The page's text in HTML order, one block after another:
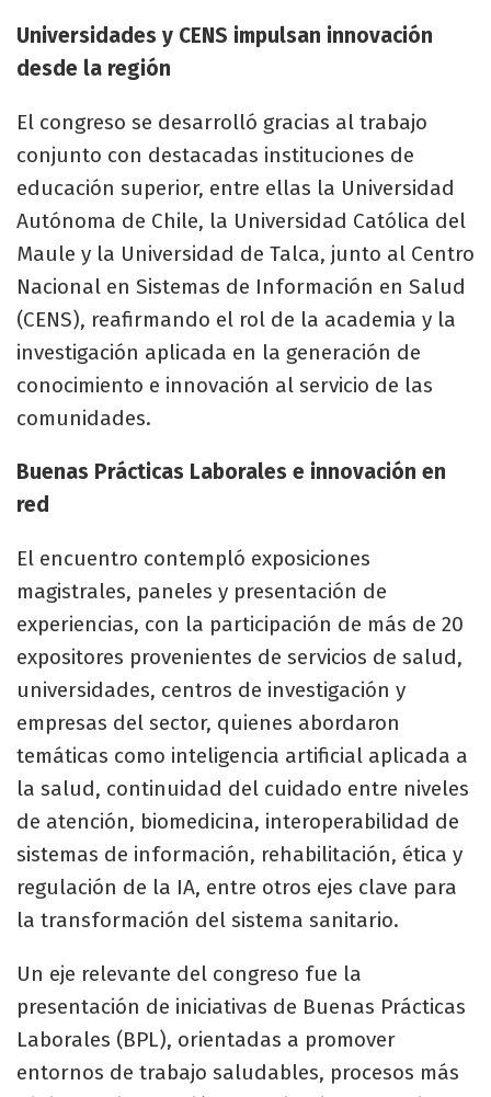
Universidades y CENS impulsan innovación
desde la región
El congreso se desarrolló gracias al trabajo
conjunto con destacadas instituciones de
educación superior, entre ellas la Universidad
Autónoma de Chile, la Universidad Católica del
Maule y la Universidad de Talca, junto al Centro
Nacional en Sistemas de Información en Salud
(CENS), reafirmando el rol de la academia y la
investigación aplicada en la generación de
conocimiento e innovación al servicio de las
comunidades.
Buenas Prácticas Laborales e innovación en
red
El encuentro contempló exposiciones
magistrales, paneles y presentación de
experiencias, con la participación de más de 20
expositores provenientes de servicios de salud,
universidades, centros de investigación y
empresas del sector, quienes abordaron
temáticas como inteligencia artificial aplicada a
la salud, continuidad del cuidado entre niveles
de atención, biomedicina, interoperabilidad de
sistemas de información, rehabilitación, ética y
regulación de la IA, entre otros ejes clave para
la transformación del sistema sanitario.
Un eje relevante del congreso fue la
presentación de iniciativas de Buenas Prácticas
Laborales (BPL), orientadas a promover
entornos de trabajo saludables, procesos más